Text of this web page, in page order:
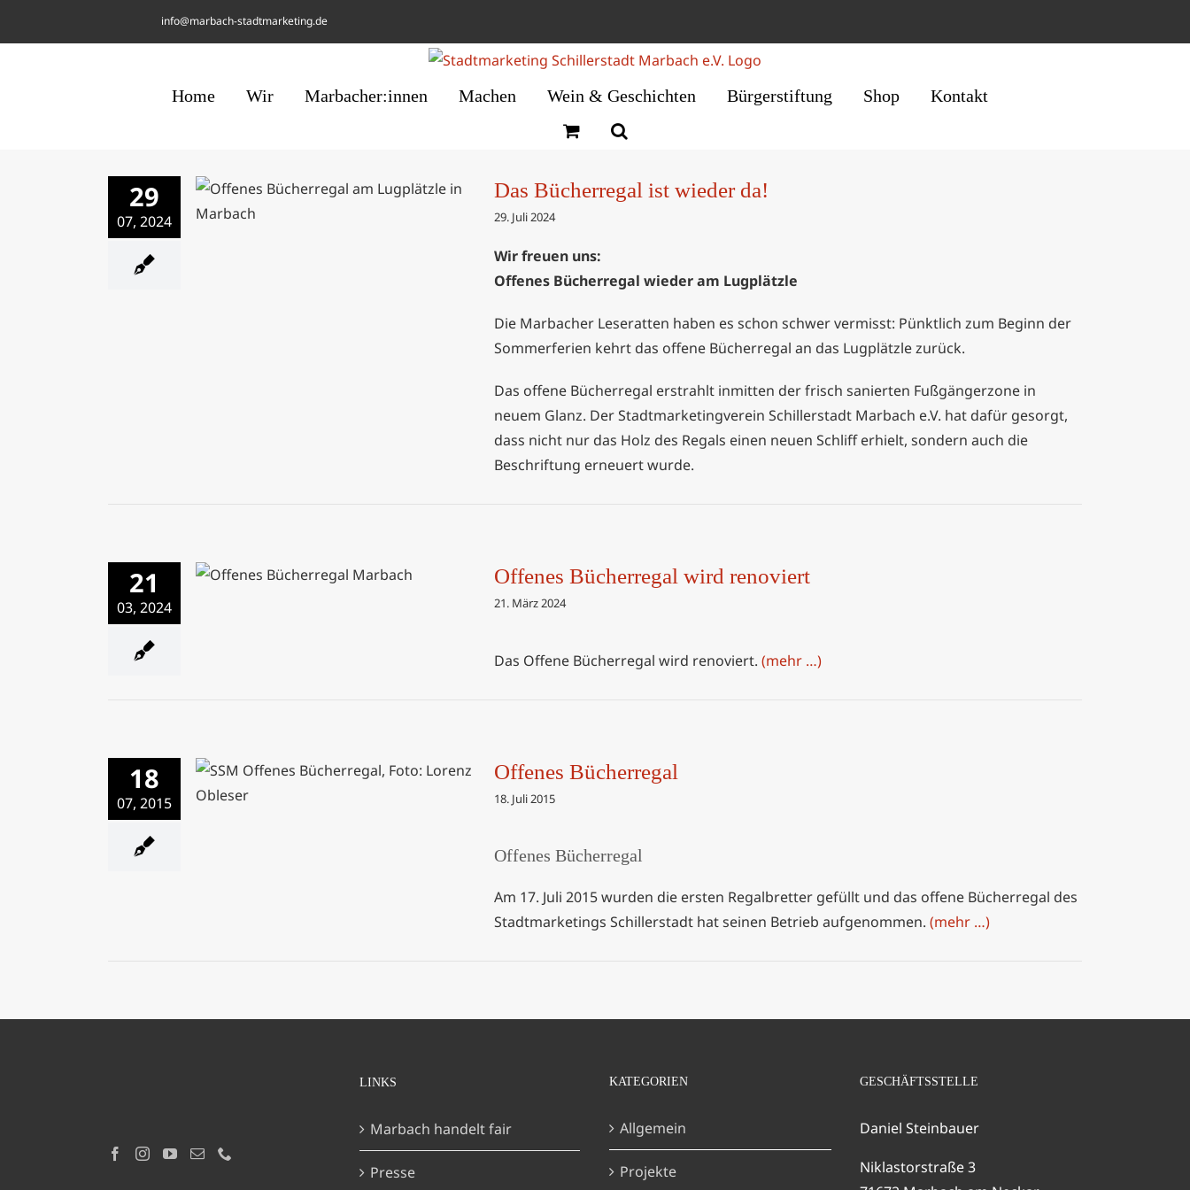
info@marbach-stadtmarketing.de
Home Wir Marbacher:innen Machen Wein & Geschichten Bürgerstiftung Shop Kontakt
29
07, 2024 Das Bücherregal ist wieder da!
Das Bücherregal ist wieder da!
29. Juli 2024
Wir freuen uns:
Offenes Bücherregal wieder am Lugplätzle
Die Marbacher Leseratten haben es schon schwer vermisst: Pünktlich zum Beginn der
Sommerferien kehrt das offene Bücherregal an das Lugplätzle zurück.
Das offene Bücherregal erstrahlt inmitten der frisch sanierten Fußgängerzone in
neuem Glanz. Der Stadtmarketingverein Schillerstadt Marbach e.V. hat dafür gesorgt,
dass nicht nur das Holz des Regals einen neuen Schliff erhielt, sondern auch die
Beschriftung erneuert wurde.
21
03, 2024
Offenes Bücherregal wird renoviert
21. März 2024
Das Offene Bücherregal wird renoviert. (mehr …)
18
07, 2015
Offenes Bücherregal
18. Juli 2015
Offenes Bücherregal
Am 17. Juli 2015 wurden die ersten Regalbretter gefüllt und das offene Bücherregal des
Stadtmarketings Schillerstadt hat seinen Betrieb aufgenommen. (mehr …)
LINKS
Marbach handelt fair
Presse
KATEGORIEN
Allgemein
Projekte
GESCHÄFTSSTELLE
Daniel Steinbauer
Niklastorstraße 3